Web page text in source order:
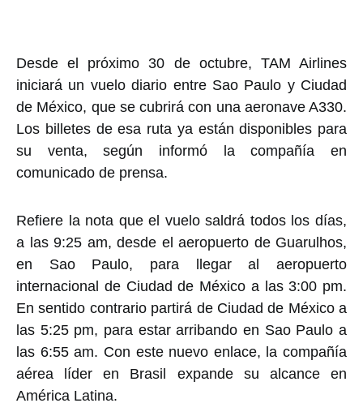
Desde el próximo 30 de octubre, TAM Airlines
iniciará un vuelo diario entre Sao Paulo y Ciudad
de México, que se cubrirá con una aeronave A330.
Los billetes de esa ruta ya están disponibles para
su venta, según informó la compañía en
comunicado de prensa.
Refiere la nota que el vuelo saldrá todos los días,
a las 9:25 am, desde el aeropuerto de Guarulhos,
en Sao Paulo, para llegar al aeropuerto
internacional de Ciudad de México a las 3:00 pm.
En sentido contrario partirá de Ciudad de México a
las 5:25 pm, para estar arribando en Sao Paulo a
las 6:55 am. Con este nuevo enlace, la compañía
aérea líder en Brasil expande su alcance en
América Latina.